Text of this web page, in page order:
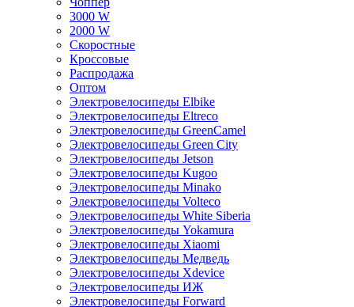
3000 W
2000 W
Скоростные
Кроссовые
Распродажа
Оптом
Электровелосипеды Elbike
Электровелосипеды Eltreco
Электровелосипеды GreenCamel
Электровелосипеды Green City
Электровелосипеды Jetson
Электровелосипеды Kugoo
Электровелосипеды Minako
Электровелосипеды Volteco
Электровелосипеды White Siberia
Электровелосипеды Yokamura
Электровелосипеды Xiaomi
Электровелосипеды Медведь
Электровелосипеды Xdevice
Электровелосипеды ИЖ
Электровелосипеды Forward